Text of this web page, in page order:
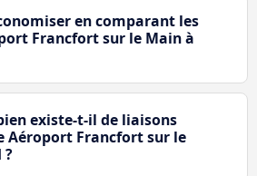
en comparant les
Francfort sur le Main à
existe-t-il de liaisons
Aéroport Francfort sur le
?